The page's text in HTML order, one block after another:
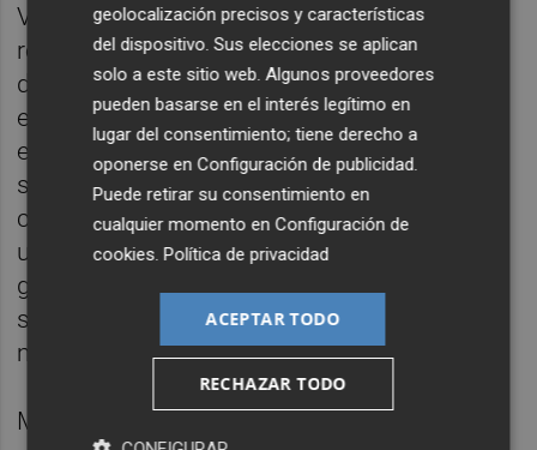
VMP i, des de llavors, la Policia Local de Vila-
real ha realitzat accions de control i
d'informació a usuaris. "Els VMP,
especialment els coneguts patinets
elèctrics, són alternatives de mobilitat
sostenible amb un ús creixent entre la
ciutadania, per això és important que els
usuaris i usuàries coneguen la normativa
general perquè puguen circular de manera
segura i facilitar la convivència amb altres
mitjans de transport", assenyala l'edil.
Marín insisteix en la importància d'aquesta
geolocalización precisos y características
del dispositivo. Sus elecciones se aplican
solo a este sitio web. Algunos proveedores
pueden basarse en el interés legítimo en
lugar del consentimiento; tiene derecho a
oponerse enConfiguración de publicidad
Puede retirar su consentimiento en
cualquier momento enConfiguración de
cookies .Política de privacidad
ACEPTAR TODO
RECHAZAR TODO